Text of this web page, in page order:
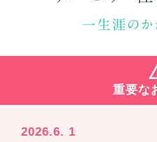
採用情報
高良台
重要な
2026.6. 1